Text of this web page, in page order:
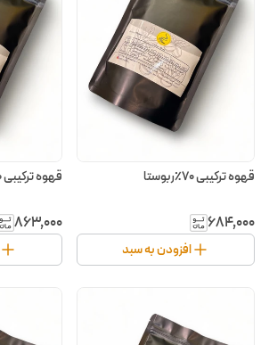
قهوه ترکیبی ۷۰٪ربوستا
۶۸۴٬۰۰۰
افزودن به سبد
قهوه ترکیبی ۵۰٪عربیکا
۸۶۳٬۰۰۰